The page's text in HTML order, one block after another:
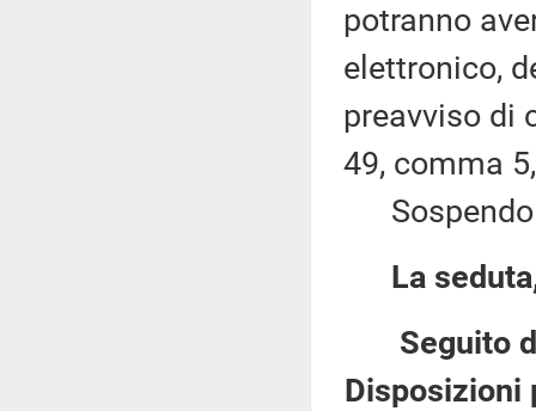
potranno
elettronico,
preavviso di
49, comma
Sospendo
La
Seguito
Disposizioni